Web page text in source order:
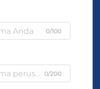
0/100
0/200